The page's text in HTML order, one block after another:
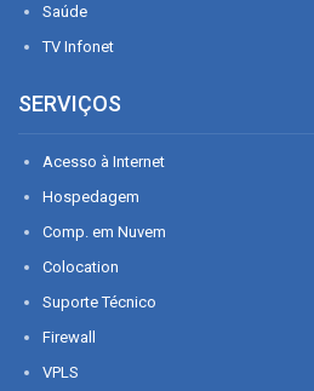
Saúde
TV Infonet
SERVIÇOS
Acesso à Internet
Hospedagem
Comp. em Nuvem
Colocation
Suporte Técnico
Firewall
VPLS